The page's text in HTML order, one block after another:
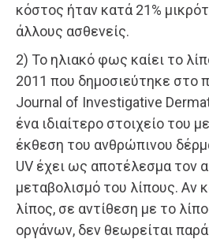
κόστος ήταν κατά 21%
άλλους ασθενείς.
2) Το ηλιακό φως καίει το
2011 που δημοσιεύτηκε στο
Journal of Investigative
ένα ιδιαίτερο στοιχείο του
έκθεση του ανθρώπινου
UV έχει ως αποτέλεσμα τον
μεταβολισμό του λίπους. Αν
λίπος, σε αντίθεση με το
οργάνων, δεν θεωρείται